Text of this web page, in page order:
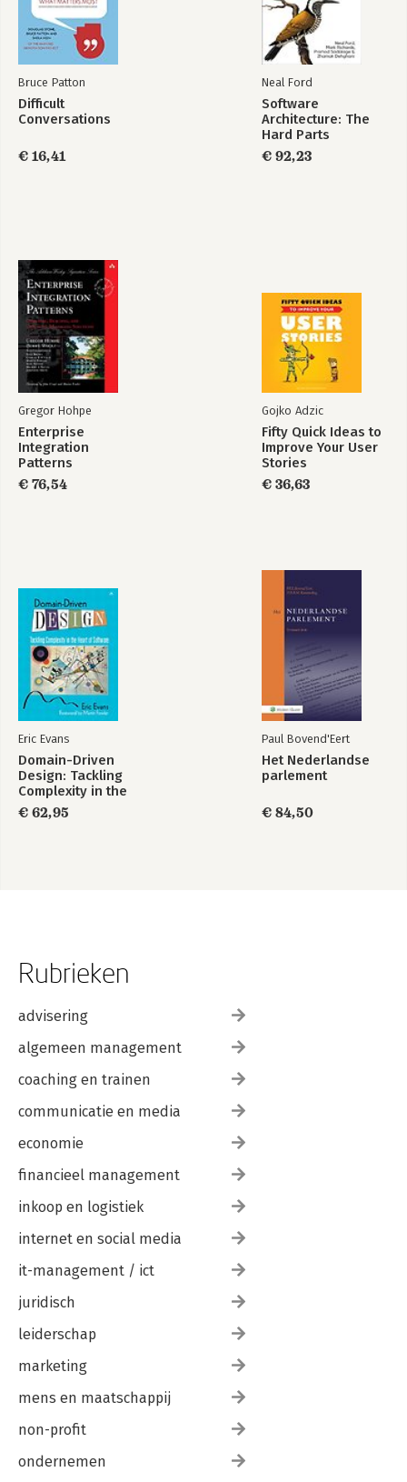
2nd Edition
Interactions
Workbook
Bekijk alle boeken
Bruce Patton
Difficult
Conversations
€ 16,41
Neal Ford
Software
Architecture: The
Hard Parts
€ 92,23
Gregor Hohpe
Enterprise
Integration
Patterns
€ 76,54
Gojko Adzic
Fifty Quick Ideas to
Improve Your User
Stories
€ 36,63
Eric Evans
Domain-Driven
Design: Tackling
Complexity in the
Heart of Software
€ 62,95
Paul Bovend'Eert
Het Nederlandse
parlement
€ 84,50
Rubrieken
advisering
algemeen management
coaching en trainen
communicatie en media
economie
financieel management
inkoop en logistiek
internet en social media
it-management / ict
juridisch
leiderschap
marketing
mens en maatschappij
non-profit
ondernemen